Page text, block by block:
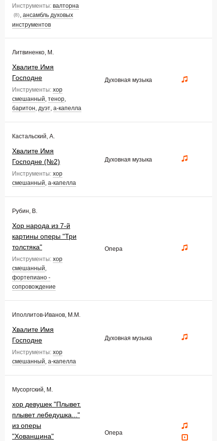
Инструменты: валторна
(8), ансамбль духовых
инструментов
Литвиненко, М.
Хвалите Имя
Господне
Инструменты: хор
смешанный, тенор,
баритон, дуэт, а-капелла
Духовная музыка
Кастальский, А.
Хвалите Имя
Господне (№2)
Инструменты: хор
смешанный, а-капелла
Духовная музыка
Рубин, В.
Хор народа из 7-й
картины оперы "Три
толстяка"
Инструменты: хор
смешанный,
фортепиано -
сопровождение
Опера
Иполлитов-Иванов, М.М.
Хвалите Имя
Господне
Инструменты: хор
смешанный, а-капелла
Духовная музыка
Мусоргский, М.
хор девушек "Плывет.
плывет лебедушка..."
из оперы
"Хованщина"
Опера